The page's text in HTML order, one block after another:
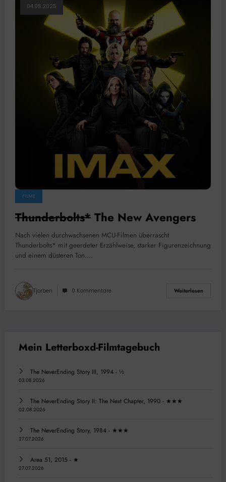
04.05.2025
FILME
Thunderbolts* The New Avengers
Nach vielen durchwachsenen MCU-Filmen überrascht
Thunderbolts* mit geerdeter Erzählweise, starker Figurenzeichnung
und einem düsteren Ton.…
Tjorben 0 Kommentare Weiterlesen
The NeverEnding Story III, 1994 - ½
03.08.2026
The NeverEnding Story II: The Next Chapter, 1990 - ★★★
02.08.2026
The NeverEnding Story, 1984 - ★★★
27.07.2026
Area 51, 2015 - ★
27.07.2026